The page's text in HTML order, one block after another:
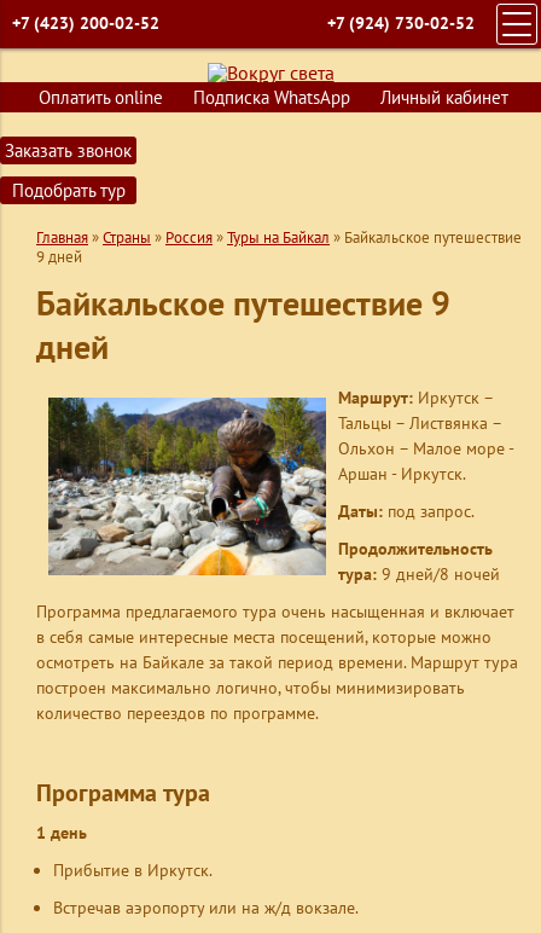
Оплатить online Подписка WhatsApp Личный кабинет
Заказать звонок
Подобрать тур
+7 (423) 200-02-52 +7 (924) 730-02-52
ГЛАВНАЯ
ПОИСК ТУРОВ
КРУИЗЫ
КОНТАКТЫ
Главная»Страны » Россия»Туры на Байкал » Байкальское путешествие
9 дней
Байкальское путешествие 9
дней
Маршрут: Иркутск –
Тальцы – Листвянка –
Ольхон – Малое море -
Аршан - Иркутск.
Даты: под запрос.
Продолжительность
тура: 9 дней/8 ночей
Программа предлагаемого тура очень насыщенная и включает
в себя самые интересные места посещений, которые можно
осмотреть на Байкале за такой период времени. Маршрут тура
построен максимально логично, чтобы минимизировать
количество переездов по программе.
Программа тура
1 день
Прибытие в Иркутск.
Встречав аэропорту или на ж/д вокзале.